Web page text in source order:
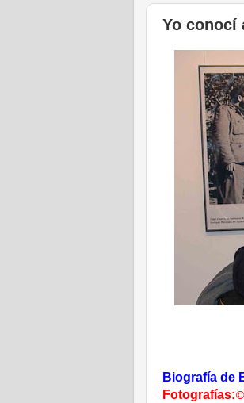
Yo conocí
Biografía de
Fotografías:©